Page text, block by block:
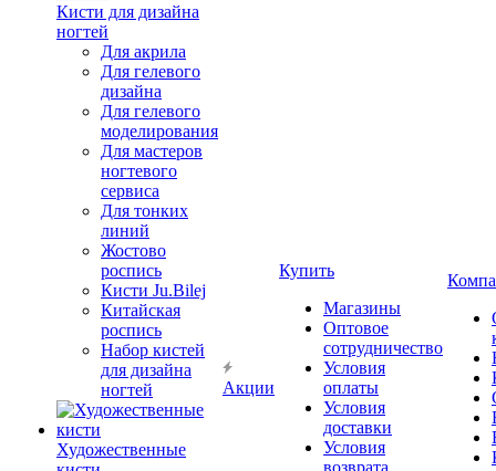
Кисти для дизайна
ногтей
Для акрила
Для гелевого
дизайна
Для гелевого
моделирования
Для мастеров
ногтевого
сервиса
Для тонких
линий
Жостово
роспись
Кисти Ju.Bilej
Китайская
роспись
Набор кистей
для дизайна
ногтей
Художественные
Акции
Купить
Магазины
Оптовое
сотрудничество
Условия
оплаты
Условия
доставки
Условия
возврата